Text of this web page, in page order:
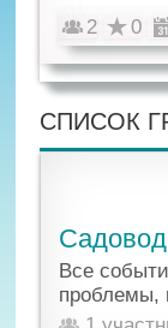
2 0
СПИСОК
Все
проблемы,